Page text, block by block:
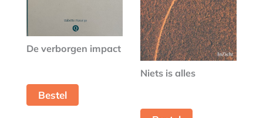
De verborgen impact
Bestel
Niets is alles